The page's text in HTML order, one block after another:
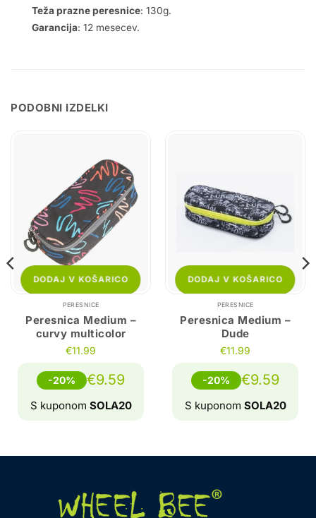
Teža prazne peresnice: 130g.
Garancija: 12 mesecev.
PODOBNI IZDELKI
DODAJ V KOŠARICO
PERESNICE
Peresnica Medium –
curvy multicolor
€11.99
-20% €9.59
S kuponom SOLA20
DODAJ V KOŠARICO
PERESNICE
Peresnica Medium –
Dude
€11.99
-20% €9.59
S kuponom SOLA20